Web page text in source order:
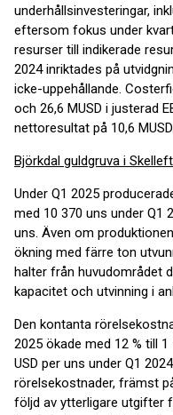
underhållsinvesteringar,
eftersom fokus under
resurser till indikerade
2024 inriktades på
icke-uppehållande.
och 26,6 MUSD i justerad
nettoresultat på 10,6 MUSD.
Björkdal guldgruva i
Under Q1 2025
med 10 370 uns under Q1
uns. Även om
ökning med färre ton
halter från huvudområdet
kapacitet och utvinning i
Den kontanta
2025 ökade med 12 % till
USD per uns under Q1
rörelsekostnader, främst
följd av ytterligare utgifter